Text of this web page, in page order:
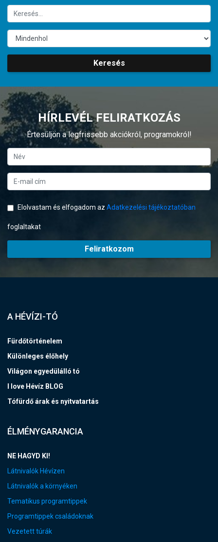
Keresés
HÍRLEVÉL FELIRATKOZÁS
Értesüljön a legfrissebb akciókról, programokról!
Elolvastam és elfogadom az Adatkezelési tájékoztatóban
foglaltakat
Feliratkozom
A HÉVÍZI-TÓ
Fürdőtörténelem
Különleges élőhely
Világon egyedülálló tó
I love Hévíz BLOG
Tófürdő árak és nyitvatartás
ÉLMÉNYGARANCIA
NE HAGYD KI!
Látnivalók Hévízen
Látnivalók a környéken
Tematikus programtippek
Programtippek családoknak
Vezetett túrák